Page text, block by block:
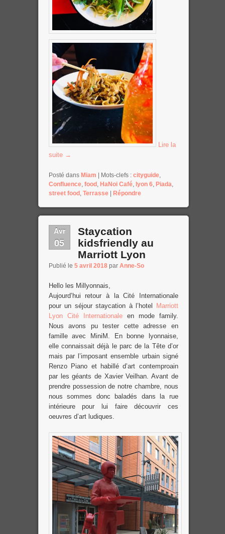
Lire la
suite →
Posté dans Miam | Mots-clefs : cityguide,
Confluence, food, HaNoi Café, lyon 6, Piada,
street food, Terrasse | Répondre
Avr
05
Staycation
kidsfriendly au
Marriott Lyon
Publié le 5 avril 2018 par Anne-So
Hello les Millyonnais,
Aujourd’hui retour à la Cité Internationale
pour un séjour staycation à l’hotel
Marriott
Lyon Cité Internationaleen mode family.
Nous avons pu tester cette adresse en
famille avec MiniM. En bonne lyonnaise,
elle connaissait déjà le parc de la Tête d’or
mais par l’imposant ensemble urbain signé
Renzo Piano et habillé d’art contemproain
par les géants de Xavier Veilhan. Avant de
prendre possession de notre chambre, nous
nous sommes donc baladés dans la rue
intérieure pour lui faire découvrir ces
oeuvres d’art ludiques.